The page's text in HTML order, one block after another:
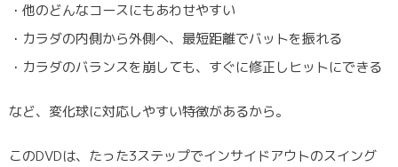
・他のどんなコースにもあわせやすい
・カラダの内側から外側へ、最短距離でバットを振れる
・カラダのバランスを崩しても、すぐに修正しヒットにできる
など、変化球に対応しやすい特徴があるから。
このDVDは、たった3ステップでインサイドアウトのスイング